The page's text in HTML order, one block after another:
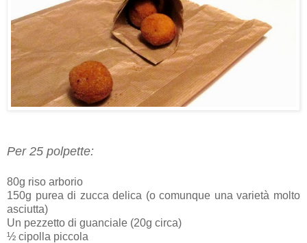
Per 25 polpette:
80g riso arborio
150g purea di zucca delica (o comunque una varietà molto
asciutta)
Un pezzetto di guanciale (20g circa)
½ cipolla piccola